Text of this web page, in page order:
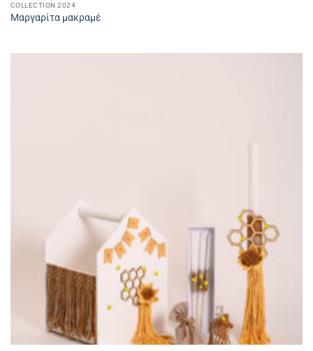
COLLECTION 2024
Μαργαρίτα μακραμέ